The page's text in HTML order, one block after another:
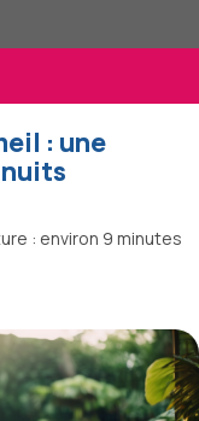
: une
: environ 9 minutes